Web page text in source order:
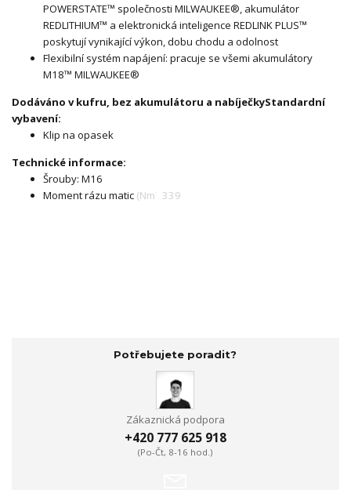
POWERSTATE™ společnosti MILWAUKEE®, akumulátor
REDLITHIUM™ a elektronická inteligence REDLINK PLUS™
poskytují vynikající výkon, dobu chodu a odolnost
Flexibilní systém napájení: pracuje se všemi akumulátory
M18™ MILWAUKEE®
Dodáváno v kufru, bez akumulátoru a nabíječkyStandardní
vybavení:
Klip na opasek
Technické informace:
Šrouby: M16
Moment rázu matic (Nm): 339
Potřebujete poradit?
Zákaznická podpora
+420 777 625 918
(Po-Čt, 8-16 hod.)